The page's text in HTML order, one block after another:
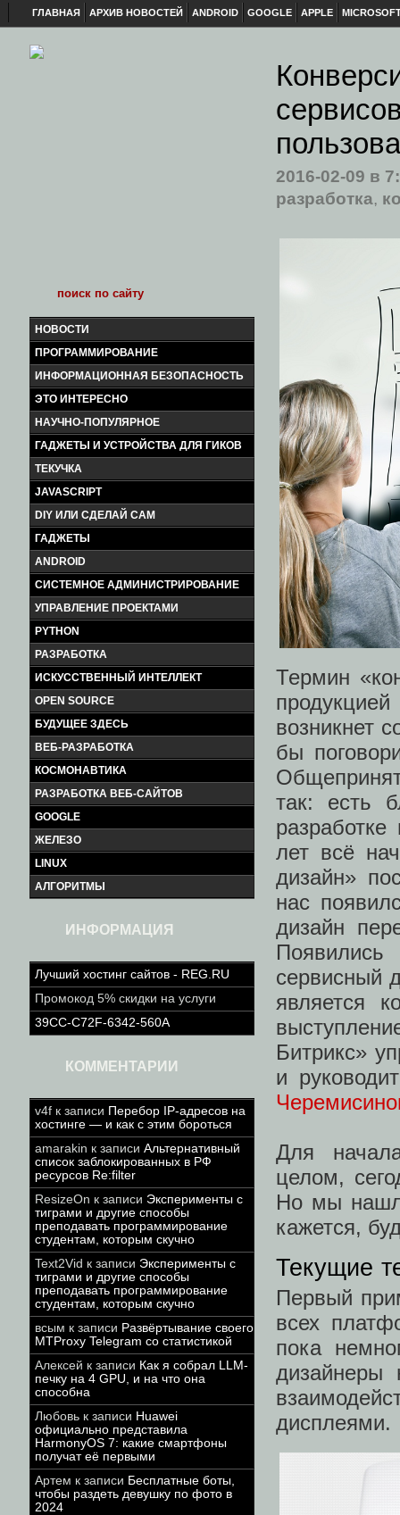
ГЛАВНАЯ АРХИВ НОВОСТЕЙ ANDROID GOOGLE APPLE
НОВОСТИ
ПРОГРАММИРОВАНИЕ
ИНФОРМАЦИОННАЯ БЕЗОПАСНОСТЬ
ЭТО ИНТЕРЕСНО
НАУЧНО-ПОПУЛЯРНОЕ
ГАДЖЕТЫ И УСТРОЙСТВА ДЛЯ ГИКОВ
ТЕКУЧКА
JAVASCRIPT
DIY ИЛИ СДЕЛАЙ САМ
ГАДЖЕТЫ
ANDROID
СИСТЕМНОЕ АДМИНИСТРИРОВАНИЕ
УПРАВЛЕНИЕ ПРОЕКТАМИ
PYTHON
РАЗРАБОТКА
ИСКУССТВЕННЫЙ ИНТЕЛЛЕКТ
OPEN SOURCE
БУДУЩЕЕ ЗДЕСЬ
ВЕБ-РАЗРАБОТКА
КОСМОНАВТИКА
РАЗРАБОТКА ВЕБ-САЙТОВ
GOOGLE
ЖЕЛЕЗО
LINUX
АЛГОРИТМЫ
ИНФОРМАЦИЯ
Лучший хостинг сайтов - REG.RU
Промокод 5% скидки на услуги
39CC-C72F-6342-560A
КОММЕНТАРИИ
v4f к записи Перебор IP-адресов на
хостинге — и как с этим бороться
amarakin к записи Альтернативный
список заблокированных в РФ
ресурсов Re:filter
ResizeOn к записи Эксперименты с
тиграми и другие способы
преподавать программирование
студентам, которым скучно
Text2Vid к записи Эксперименты с
тиграми и другие способы
преподавать программирование
студентам, которым скучно
всым к записи Развёртывание своего
MTProxy Telegram со статистикой
Алексей к записи Как я собрал LLM-
печку на 4 GPU, и на что она
способна
Любовь к записи Huawei
официально представила
HarmonyOS 7: какие смартфоны
получат её первыми
Артем к записи Бесплатные боты,
чтобы раздеть девушку по фото в
2024
2016-02-09 в
разработка,
Термин
возникнет
бы
так: есть
лет всё
дизайн»
нас
дизайн
сервисный
является
Битрикс»
и
Для
целом,
Но мы
кажется,
Текущие
Первый
всех
пока
дизайнеры
дисплеями.